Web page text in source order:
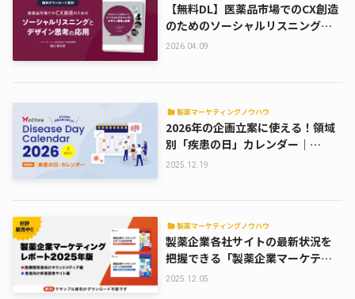
【無料DL】医薬品市場でのCX創造
のためのソーシャルリスニングと
デザイン思考の応用
2026.04.09
製薬マーケティングノウハウ
2026年の企画立案に使える！領域
別「疾患の日」カレンダー｜
Medinew Disease Day Calendar
2025.12.19
製薬マーケティングノウハウ
製薬企業各社サイトの最新状況を
把握できる「製薬企業マーケティ
ングレポート2025年版」販売中！
2025.12.05